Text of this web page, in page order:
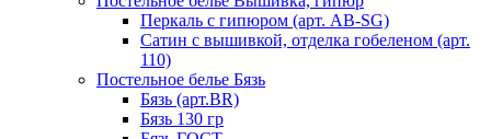
Перкаль с гипюром (арт. AB-SG)
Сатин с вышивкой, отделка гобеленом (арт.
110)
Постельное белье Бязь
Бязь (арт.BR)
Бязь 130 гр